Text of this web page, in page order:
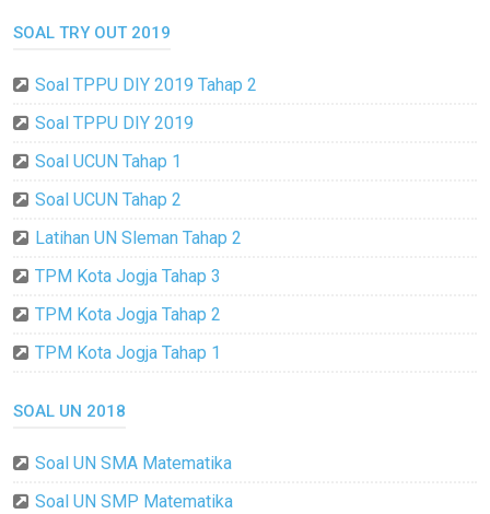
SOAL TRY OUT 2019
Soal TPPU DIY 2019 Tahap 2
Soal TPPU DIY 2019
Soal UCUN Tahap 1
Soal UCUN Tahap 2
Latihan UN Sleman Tahap 2
TPM Kota Jogja Tahap 3
TPM Kota Jogja Tahap 2
TPM Kota Jogja Tahap 1
SOAL UN 2018
Soal UN SMA Matematika
Soal UN SMP Matematika